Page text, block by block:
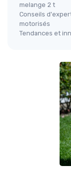
melange 2 t
Conseils
motorisés
Tendances et